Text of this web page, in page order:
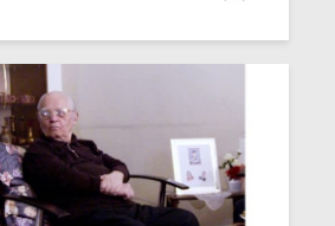
میکلوش روژا